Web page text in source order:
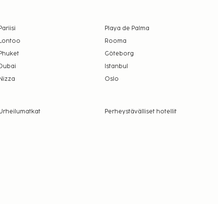
Pariisi
Playa de Palma
Lontoo
Rooma
Phuket
Göteborg
Dubai
Istanbul
Nizza Oslo
Perheystävälliset hotellit